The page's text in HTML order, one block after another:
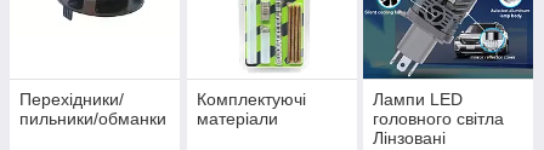
Перехідники/
пильники/обманки
Комплектуючі
матеріали
Лампи LED
головного світла
Лінзовані